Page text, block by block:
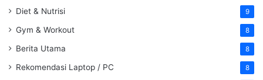
Diet & Nutrisi 9
Gym & Workout 8
Berita Utama 8
Rekomendasi Laptop / PC 8